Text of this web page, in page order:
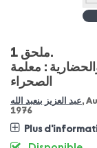
ملحق 1.
: معلمة
الصحراء
عبد العزيز بنعبد الله,
1976
Plus